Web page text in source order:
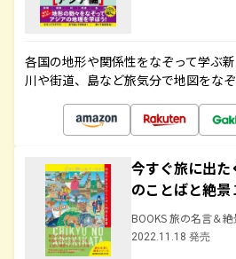
各国の地形や関係性をなぞって学ぶ
川や街道、島など旅気分で地図をな
今すぐ旅に出
のことばと絶景
BOOKS 旅の名言＆絶
2022.11.18 発売